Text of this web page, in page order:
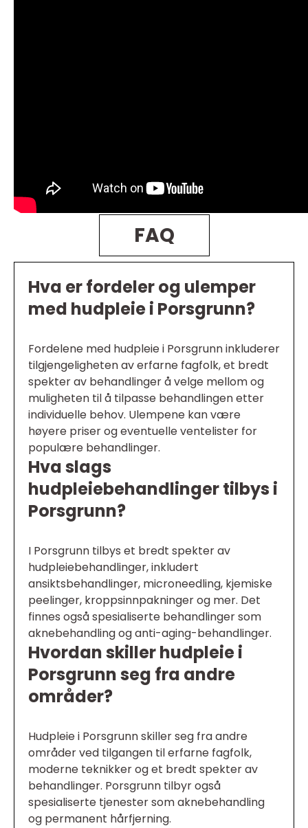
FAQ
Hva er fordeler og ulemper
med hudpleie i Porsgrunn?
Fordelene med hudpleie i Porsgrunn inkluderer
tilgjengeligheten av erfarne fagfolk, et bredt
spekter av behandlinger å velge mellom og
muligheten til å tilpasse behandlingen etter
individuelle behov. Ulempene kan være
høyere priser og eventuelle ventelister for
populære behandlinger.
Hva slags
hudpleiebehandlinger tilbys i
Porsgrunn?
I Porsgrunn tilbys et bredt spekter av
hudpleiebehandlinger, inkludert
ansiktsbehandlinger, microneedling, kjemiske
peelinger, kroppsinnpakninger og mer. Det
finnes også spesialiserte behandlinger som
aknebehandling og anti-aging-behandlinger.
Hvordan skiller hudpleie i
Porsgrunn seg fra andre
områder?
Hudpleie i Porsgrunn skiller seg fra andre
områder ved tilgangen til erfarne fagfolk,
moderne teknikker og et bredt spekter av
behandlinger. Porsgrunn tilbyr også
spesialiserte tjenester som aknebehandling
og permanent hårfjerning.